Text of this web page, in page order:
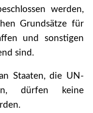
werden,
Grundsätze für
und sonstigen
sind.
Staaten, die UN-
dürfen keine